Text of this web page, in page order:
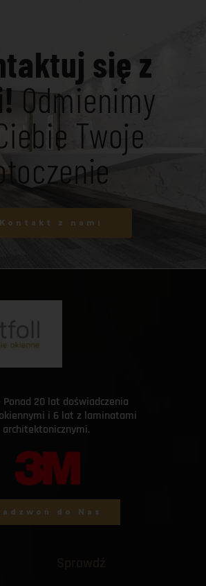
się z
Odmienimy
Twoje
Kontakt z nami
Ponad 20 lat doświadczenia
i 6 lat z laminatami
architektonicznymi.
do Nas